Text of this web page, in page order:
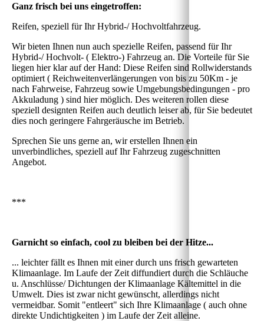
Ganz frisch bei uns eingetroffen:
Reifen, speziell für Ihr Hybrid-/ Hochvoltfahrzeug.
Wir bieten Ihnen nun auch spezielle Reifen, passend für Ihr
Hybrid-/ Hochvolt- ( Elektro-) Fahrzeug an. Die Vorteile für Sie
liegen hier klar auf der Hand: Diese Reifen sind Rollwiderstands
optimiert ( Reichweitenverlängerungen von bis zu 50Km - je
nach Fahrweise, Fahrzeug sowie Umgebungsbedingungen - pro
Akkuladung ) sind hier möglich. Des weiteren rollen diese
speziell designten Reifen auch deutlich leiser ab, für Sie bedeutet
dies noch geringere Fahrgeräusche im Betrieb.
Sprechen Sie uns gerne an, wir erstellen Ihnen ein
unverbindliches, speziell auf Ihr Fahrzeug zugeschnitten
Angebot.
***
Garnicht so einfach, cool zu bleiben bei der Hitze...
... leichter fällt es Ihnen mit einer durch uns frisch gewarteten
Klimaanlage. Im Laufe der Zeit diffundiert durch die Schläuche
u. Anschlüsse/ Dichtungen der Klimaanlage Kältemittel in die
Umwelt. Dies ist zwar nicht gewünscht, allerdings nicht
vermeidbar. Somit "entleert" sich Ihre Klimaanlage ( auch ohne
direkte Undichtigkeiten ) im Laufe der Zeit alleine.